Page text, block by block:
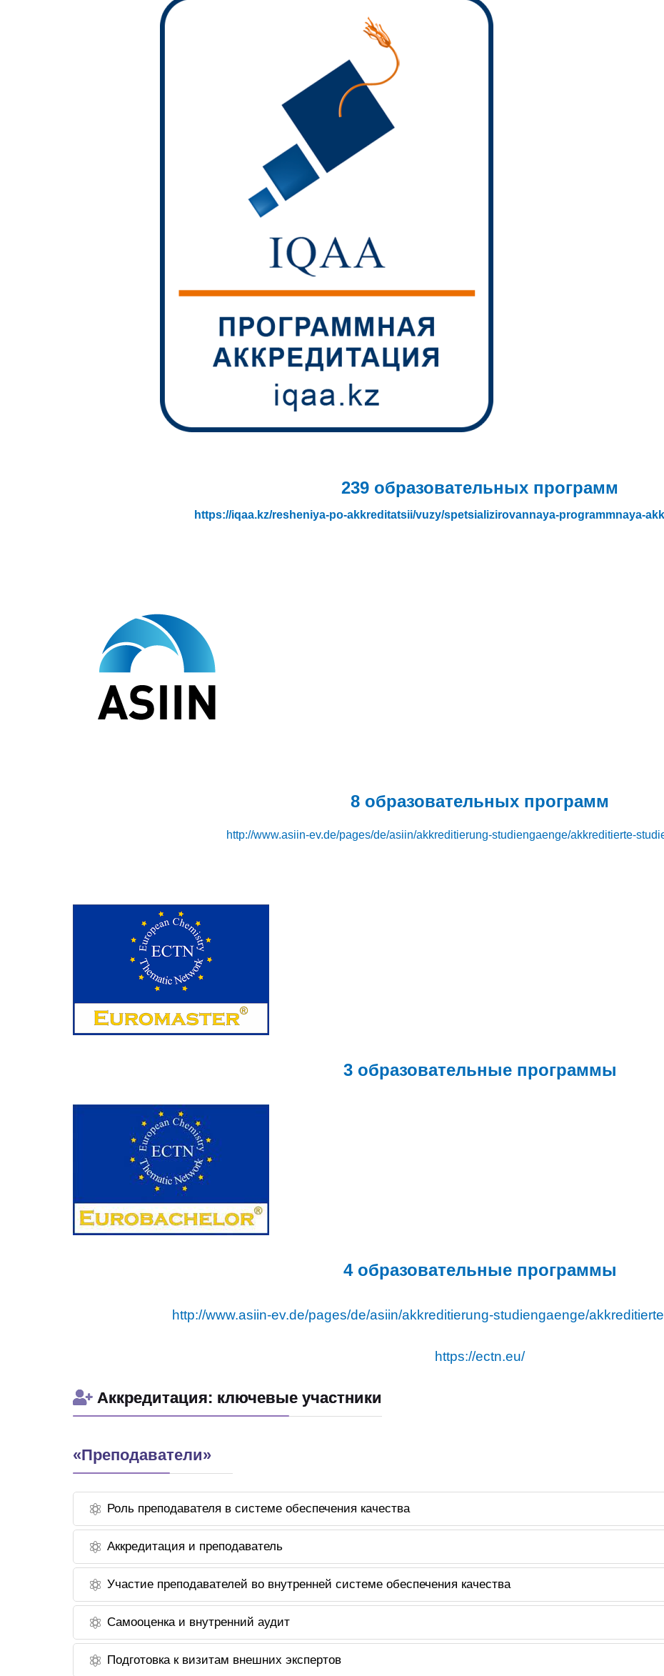
239 образовательных программ
https://iqaa.kz/resheniya-po-akkreditatsii/vuzy/spetsializirovannaya-programmnaya-
8 образовательных программ
http://www.asiin-ev.de/pages/de/asiin/akkreditierung-studiengaenge/akkreditierte-
3образовательные программы
4образовательные программы
http://www.asiin-ev.de/pages/de/asiin/akkreditierung-studiengaenge/
https://ectn.eu/
Аккредитация: ключевые участники
«Преподаватели»
Роль преподавателя в системе обеспечения качества
Аккредитация и преподаватель
Участие преподавателей во внутренней системе обеспечения качества
Самооценка и внутренний аудит
Подготовка к визитам внешних экспертов